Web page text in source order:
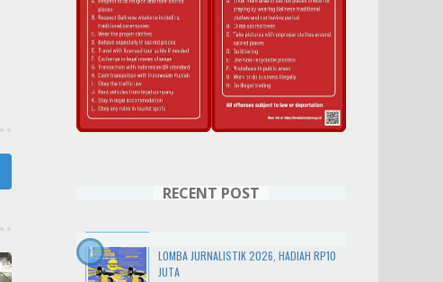
RECENT POST
LOMBA JURNALISTIK 2026, HADIAH RP10
JUTA